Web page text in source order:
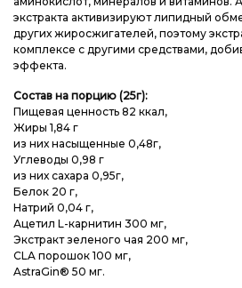
экстракта активизируют липидный
других жиросжигателей, поэтому
комплексе с другими средствами,
эффекта.
Состав на порцию (25г):
Пищевая ценность 82 ккал,
Жиры 1,84 г
из них насыщенные 0,48г,
Углеводы 0,98 г
из них сахара 0,95г,
Белок 20 г,
Натрий 0,04 г,
Ацетил L-карнитин 300 мг,
Экстракт зеленого чая 200 мг,
CLA порошок 100 мг,
AstraGin® 50 мг.